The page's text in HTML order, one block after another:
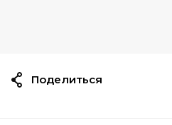
Поделиться